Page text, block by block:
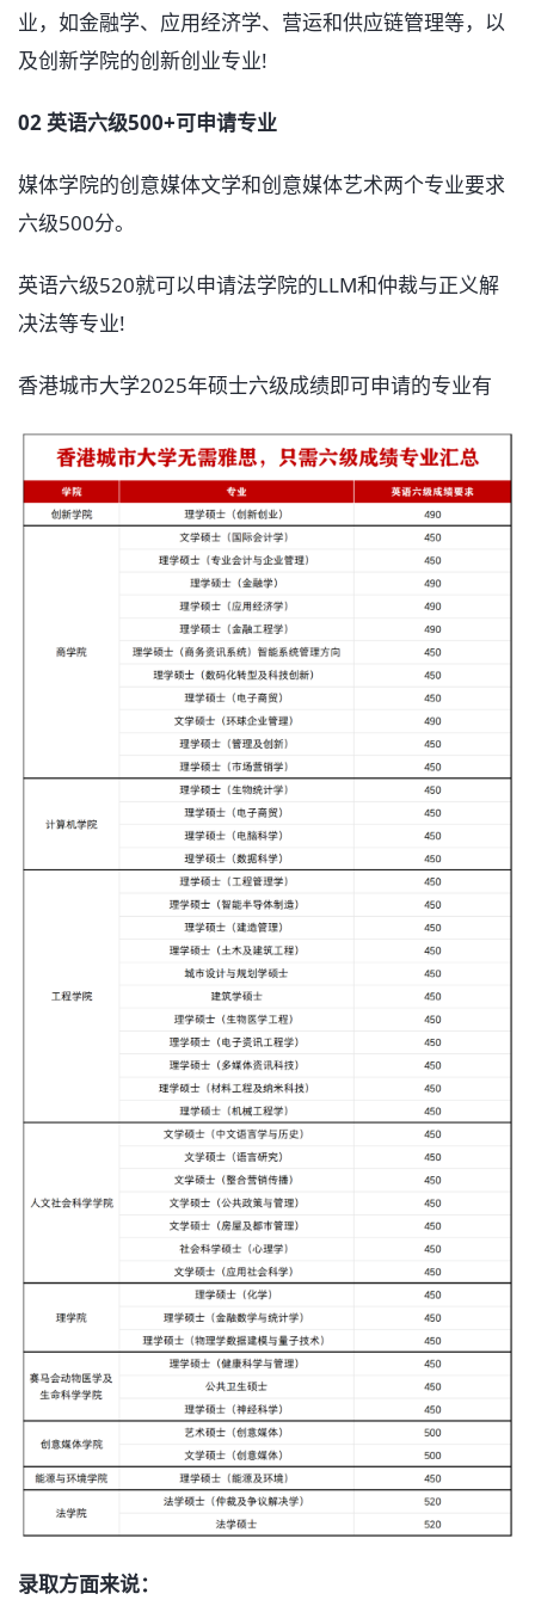
业，如金融学、应用经济学、营运和供应链管理等，以
及创新学院的创新创业专业!
02 英语六级500+可申请专业
媒体学院的创意媒体文学和创意媒体艺术两个专业要求
六级500分。
英语六级520就可以申请法学院的LLM和仲裁与正义解
决法等专业!
香港城市大学2025年硕士六级成绩即可申请的专业有
录取方面来说：